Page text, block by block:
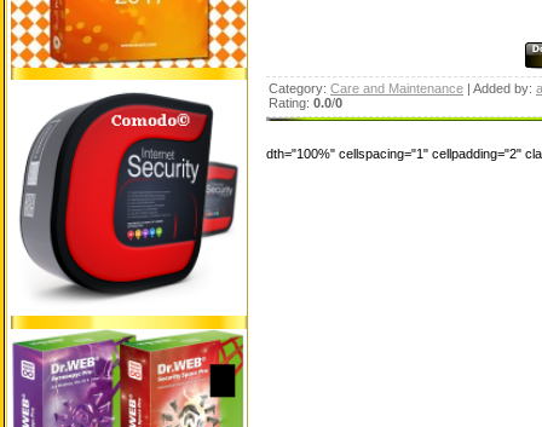
Category: Care and Maintenance | Added by:
Rating: 0.0/0
dth="100%" cellspacing="1" cellpadding="2"